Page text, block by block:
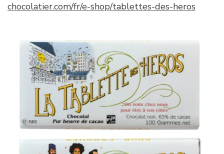
chocolatier.com/fr/e-shop/tablettes-des-heros